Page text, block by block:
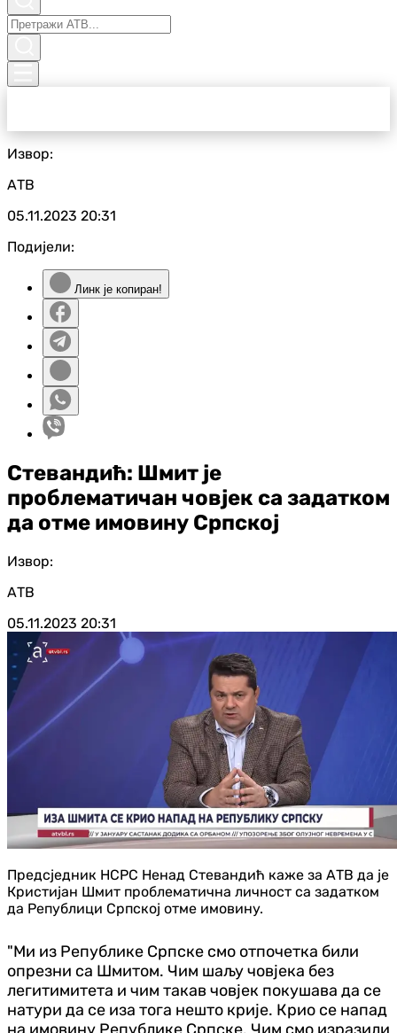
Извор:
АТВ
05.11.2023 20:31
Подијели:
Линк је копиран!
Стевандић: Шмит је
проблематичан човјек са задатком
да отме имовину Српској
Извор:
АТВ
05.11.2023 20:31
Предсједник НСРС Ненад Стевандић каже за АТВ да је
Кристијан Шмит проблематична личност са задатком
да Републици Српској отме имовину.
"Ми из Републике Српске смо отпочетка били
опрезни са Шмитом. Чим шаљу човјека без
легитимитета и чим такав човјек покушава да се
натури да се иза тога нешто крије. Крио се напад